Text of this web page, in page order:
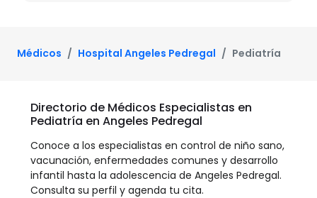
Médicos Hospital Angeles Pedregal Pediatría
Directorio de Médicos Especialistas en
Pediatría en Angeles Pedregal
Conoce a los especialistas en control de niño sano,
vacunación, enfermedades comunes y desarrollo
infantil hasta la adolescencia de Angeles Pedregal.
Consulta su perfil y agenda tu cita.